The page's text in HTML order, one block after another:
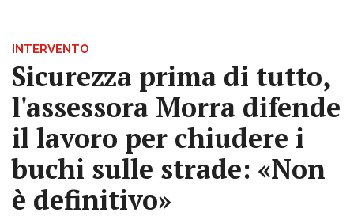
INTERVENTO
Sicurezza prima di tutto,
l'assessora Morra difende
il lavoro per chiudere i
buchi sulle strade: «Non
è definitivo»